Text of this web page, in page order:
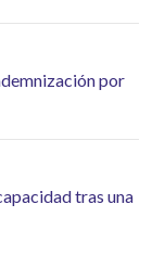
por
tras una